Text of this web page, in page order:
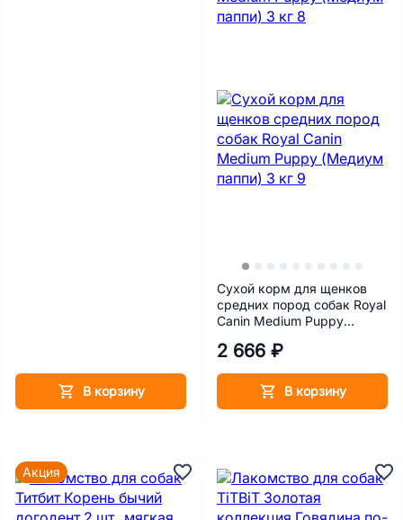
В корзину
Сухой корм для щенков
средних пород собак Royal
Canin Medium Puppy
2 666 ₽
В корзину
Акция